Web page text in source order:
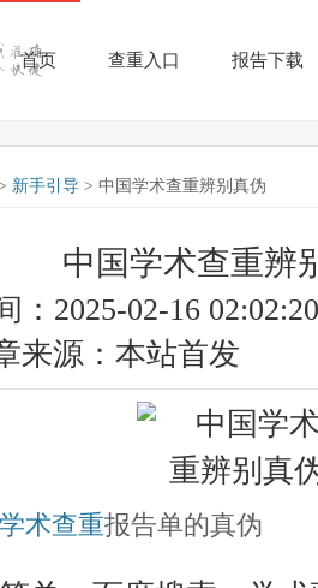
首页 查重入口 报告下载
新手引导 > 中国学术查重辨别真伪
中国学术查重辨
：2025-02-16 02:02:20
来源：本站首发
学术查重报告单的真伪